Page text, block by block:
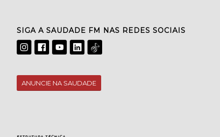
SIGA A SAUDADE FM NAS REDES SOCIAIS
ANUNCIE NA SAUDADE